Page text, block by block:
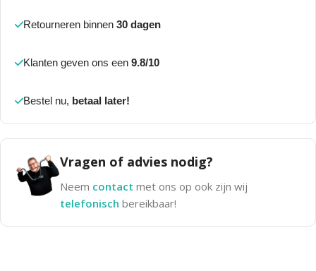
Retourneren binnen 30 dagen
Klanten geven ons een 9.8/10
Bestel nu, betaal later!
Vragen of advies nodig?
Neem contact met ons op ook zijn wij
telefonisch bereikbaar!